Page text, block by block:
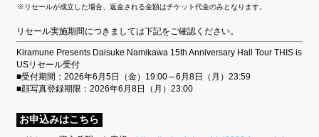
リセールが成立した場合、返金される金額はチケット代金のみとなります。
リセール実施期間につきましては下記をご確認ください。
Kiramune Presents Daisuke Namikawa 15th Anniversary Hall Tour THIS is
USリセール受付
■受付期間：2026年6月5日（金）19:00～6月8日（月）23:59
■顔写真登録期限：2026年6月8日（月）23:00
お申込みはこちら